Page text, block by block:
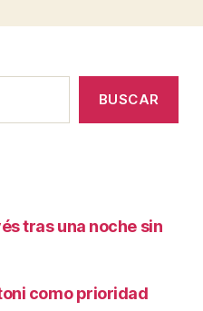
BUSCAR
tras una noche sin
como prioridad